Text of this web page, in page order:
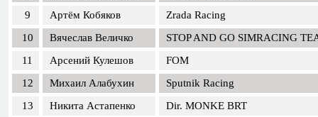
9
Артём Кобяков
Zrada Racing
10
Вячеслав Величко
STOP AND GO SIMRACING
11
Арсений Кулешов
FOM
12
Михаил Алабухин
Sputnik Racing
13
Никита Астапенко
Dir. MONKE BRT